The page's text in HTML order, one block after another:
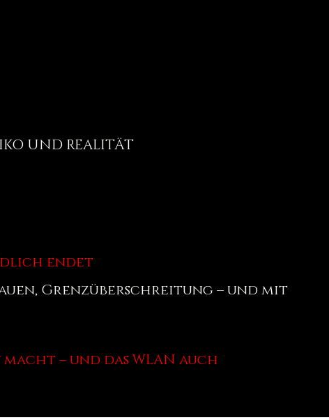
UND REALITÄT
endet
Grenzüberschreitung – und mit
– und das WLAN auch